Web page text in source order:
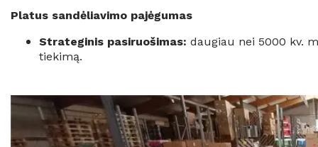
Platus sandėliavimo pajėgumas
Strateginis pasiruošimas: daugiau nei 5000 kv.
tiekimą.